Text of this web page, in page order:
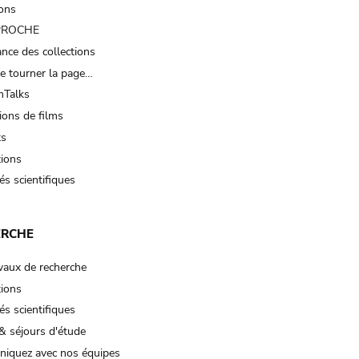
des collections
tourner la page…
de films
scientifiques
de recherche
scientifiques
séjours d'étude
avec nos équipes